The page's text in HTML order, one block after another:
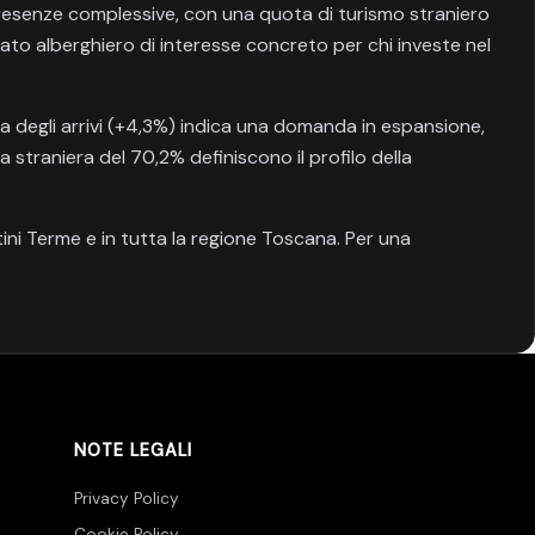
complessive, con una quota di turismo straniero
alberghiero di interesse concreto per chi investe nel
arrivi (+4,3%) indica una domanda in espansione,
del 70,2% definiscono il profilo della
Terme e in tutta la regione Toscana. Per una
NOTE LEGALI
Privacy Policy